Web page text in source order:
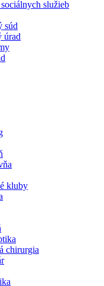
služieb
súd
úrad
kluby
chirurgia